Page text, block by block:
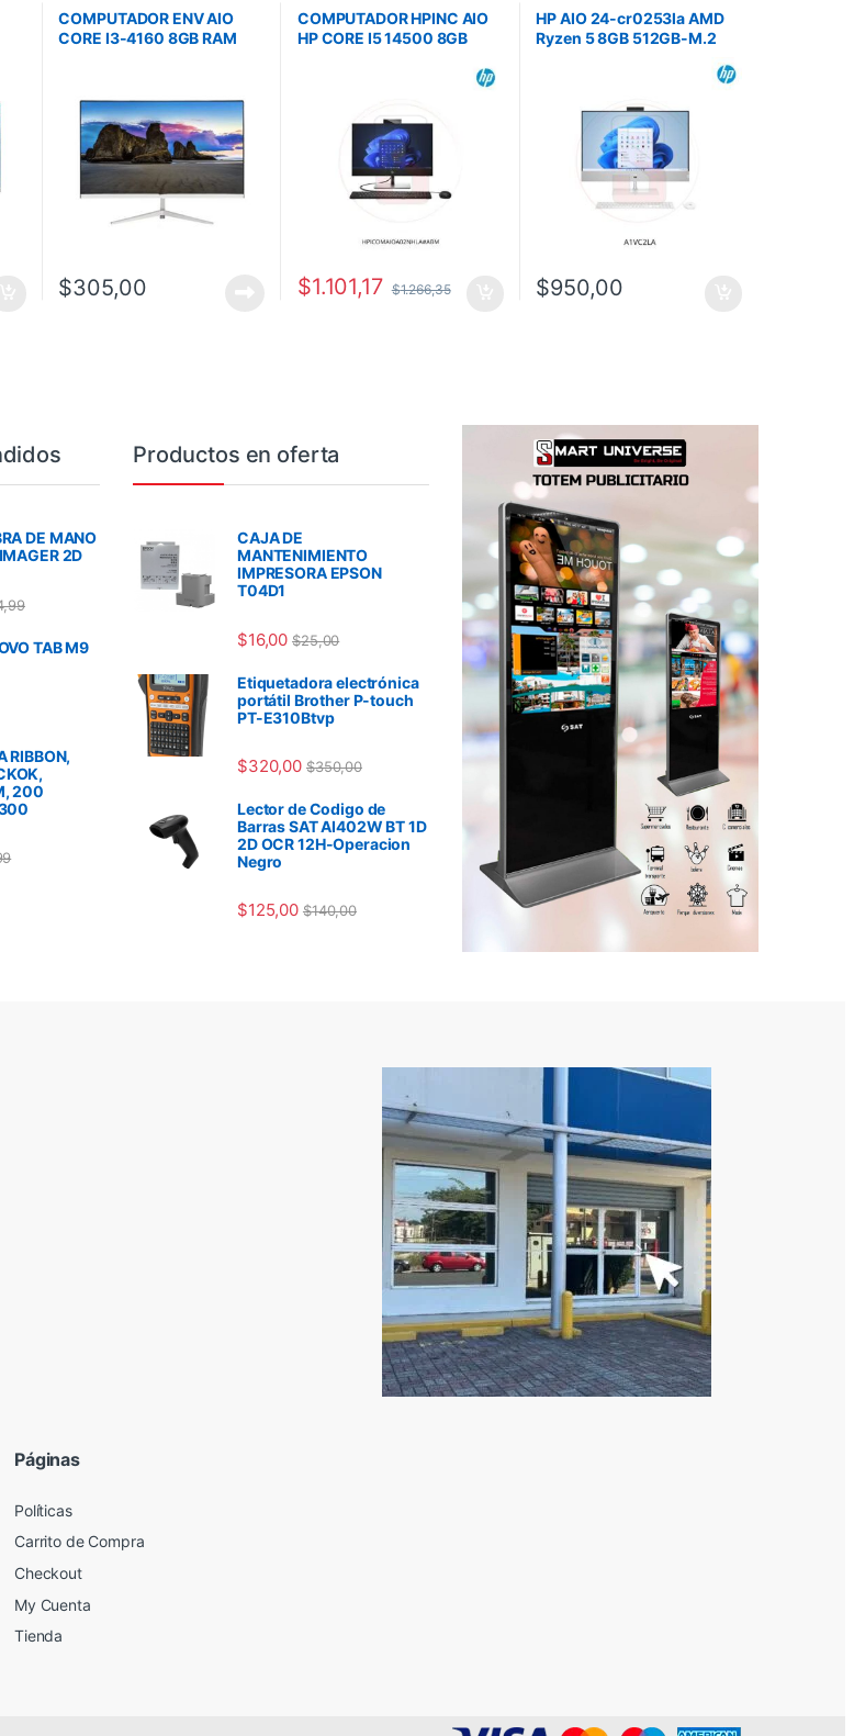
COMPUTADOR ENV AIO
CORE I3-4160 8GB RAM
$305,00
COMPUTADOR HPINC AIO
HP CORE I5 14500 8GB
$1.101,17 $1.266,35
HP AIO 24-cr0253la AMD
Ryzen 5 8GB 512GB-M.2
$950,00
DE MANO
2D
TAB M9
RIBBON,
200
Productos en oferta
CAJA DE
MANTENIMIENTO
IMPRESORA EPSON
T04D1
$16,00 $25,00
Etiquetadora electrónica
portátil Brother P-touch
PT-E310Btvp
$320,00 $350,00
Lector de Codigo de
Barras SAT AI402W BT 1D
2D OCR 12H-Operacion
Negro
$125,00 $140,00
Páginas
Políticas
Carrito de Compra
Checkout
My Cuenta
Tienda